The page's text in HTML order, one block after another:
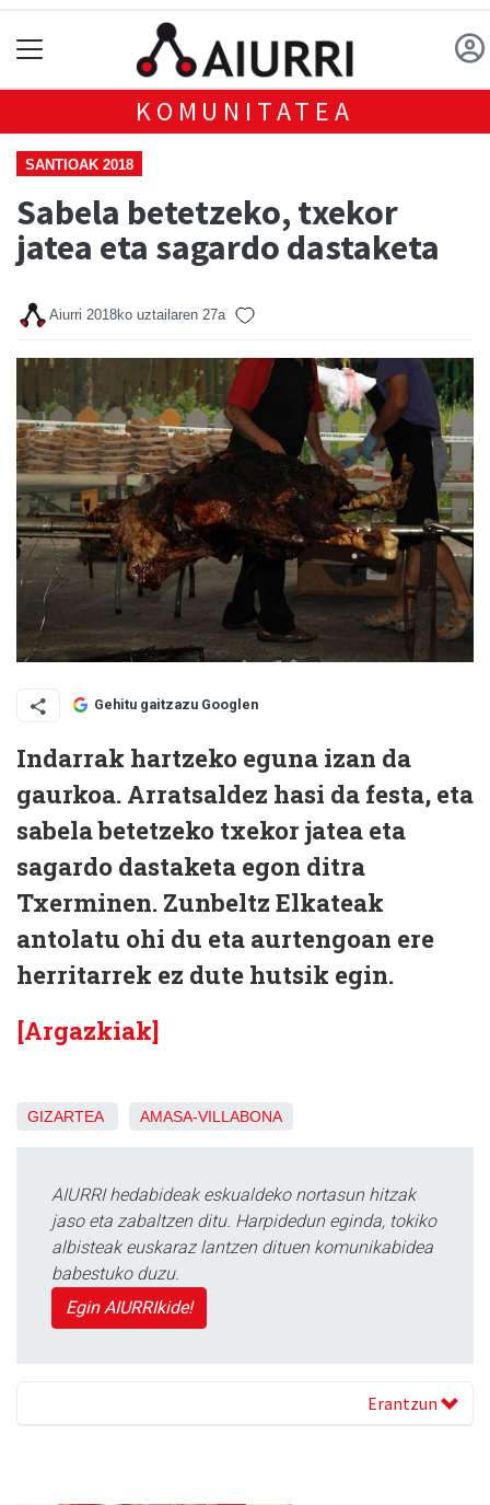
KOMUNITATEA
SANTIOAK 2018
Sabela betetzeko, txekor
jatea eta sagardo dastaketa
Aiurri 2018ko uztailaren 27a
Gehitu gaitzazu Googlen
Indarrak hartzeko eguna izan da
gaurkoa. Arratsaldez hasi da festa, eta
sabela betetzeko txekor jatea eta
sagardo dastaketa egon ditra
Txerminen. Zunbeltz Elkateak
antolatu ohi du eta aurtengoan ere
herritarrek ez dute hutsik egin.
[Argazkiak]
GIZARTEA AMASA-VILLABONA
AIURRI hedabideak eskualdeko nortasun hitzak
jaso eta zabaltzen ditu. Harpidedun eginda, tokiko
albisteak euskaraz lantzen dituen komunikabidea
babestuko duzu.
Egin AIURRIkide!
Erantzun